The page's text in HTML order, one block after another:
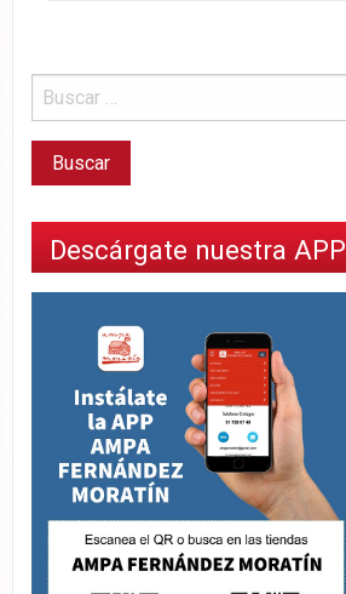
Descárgate nuestra APP